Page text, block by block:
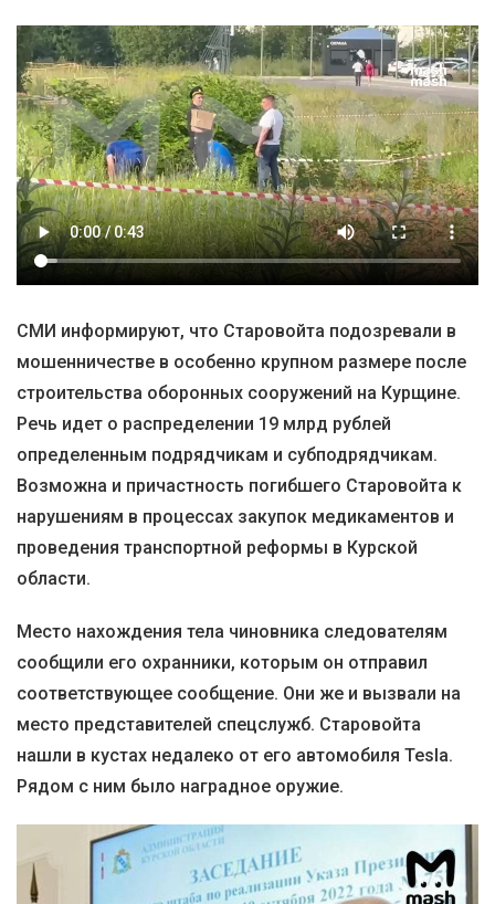
СМИ информируют, что Старовойта подозревали в
мошенничестве в особенно крупном размере после
строительства оборонных сооружений на Курщине.
Речь идет о распределении 19 млрд рублей
определенным подрядчикам и субподрядчикам.
Возможна и причастность погибшего Старовойта к
нарушениям в процессах закупок медикаментов и
проведения транспортной реформы в Курской
области.
Место нахождения тела чиновника следователям
сообщили его охранники, которым он отправил
соответствующее сообщение. Они же и вызвали на
место представителей спецслужб. Старовойта
нашли в кустах недалеко от его автомобиля Tesla.
Рядом с ним было наградное оружие.